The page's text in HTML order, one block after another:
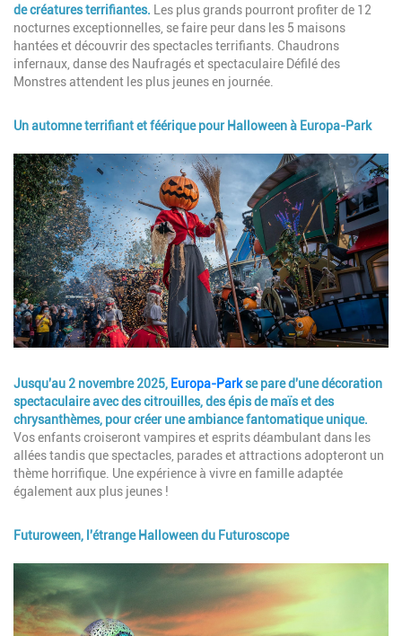
de créatures terrifiantes. Les plus grands pourront profiter de 12
nocturnes exceptionnelles, se faire peur dans les 5 maisons
hantées et découvrir des spectacles terrifiants. Chaudrons
infernaux, danse des Naufragés et spectaculaire Défilé des
Monstres attendent les plus jeunes en journée.
Un automne terrifiant et féérique pour Halloween à Europa-Park
Image
Description
Jusqu'au 2 novembre 2025, Europa-Parkse pare d'une décoration
spectaculaire avec des citrouilles, des épis de maïs et des
chrysanthèmes, pour créer une ambiance fantomatique unique.
Vos enfants croiseront vampires et esprits déambulant dans les
allées tandis que spectacles, parades et attractions adopteront un
thème horrifique. Une expérience à vivre en famille adaptée
également aux plus jeunes !
Futuroween, l'étrange Halloween du Futuroscope
Image